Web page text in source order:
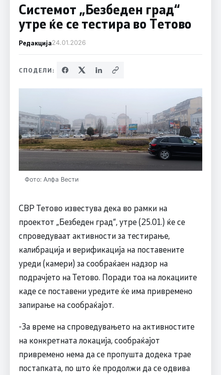
Системот „Безбеден град“
утре ќе се тестира во Тетово
Редакција24.01.2026
СПОДЕЛИ:
Фото: Алфа Вести
СВР Тетово известува дека во рамки на
проектот „Безбеден град“, утре (25.01.) ќе се
спроведуваат активности за тестирање,
калибрација и верификација на поставените
уреди (камери) за сообраќаен надзор на
подрачјето на Тетово. Поради тоа на локациите
каде се поставени уредите ќе има привремено
запирање на сообраќајот.
-За време на спроведувањето на активностите
на конкретната локација, сообраќајот
привремено нема да се пропушта додека трае
постапката, по што ќе продолжи да се одвива